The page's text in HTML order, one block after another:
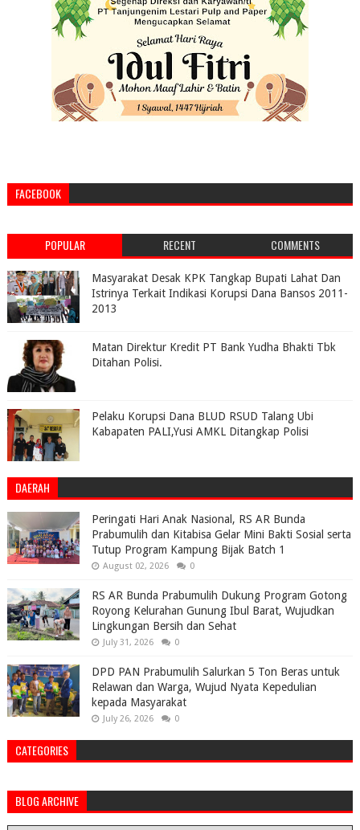
FACEBOOK
POPULAR RECENT COMMENTS
Masyarakat Desak KPK Tangkap Bupati Lahat Dan
Istrinya Terkait Indikasi Korupsi Dana Bansos 2011-
2013
Matan Direktur Kredit PT Bank Yudha Bhakti Tbk
Ditahan Polisi.
Pelaku Korupsi Dana BLUD RSUD Talang Ubi
Kabapaten PALI,Yusi AMKL Ditangkap Polisi
DAERAH
Peringati Hari Anak Nasional, RS AR Bunda
Prabumulih dan Kitabisa Gelar Mini Bakti Sosial serta
Tutup Program Kampung Bijak Batch 1
August 02, 2026 0
RS AR Bunda Prabumulih Dukung Program Gotong
Royong Kelurahan Gunung Ibul Barat, Wujudkan
Lingkungan Bersih dan Sehat
July 31, 2026 0
DPD PAN Prabumulih Salurkan 5 Ton Beras untuk
Relawan dan Warga, Wujud Nyata Kepedulian
kepada Masyarakat
July 26, 2026 0
CATEGORIES
BLOG ARCHIVE